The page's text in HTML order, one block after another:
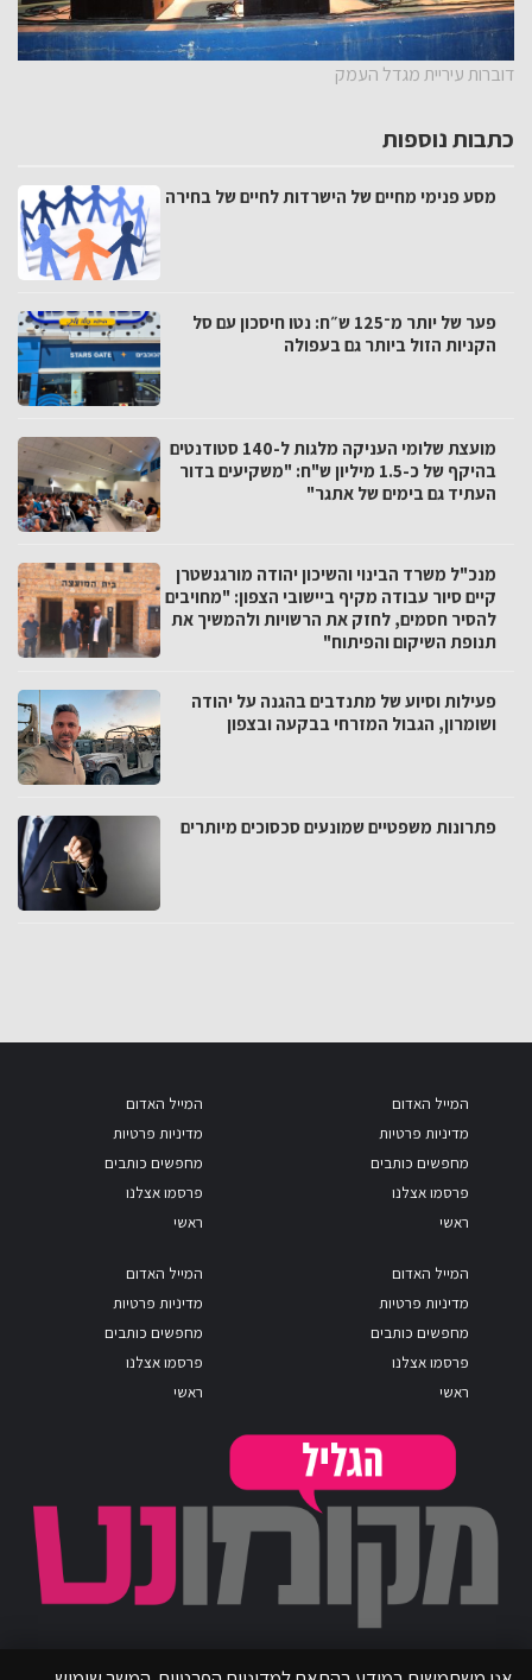
דוברות עיריית מגדל העמק
כתבות נוספות
מסע פנימי מחיים של הישרדות לחיים של בחירה
פער של יותר מ־125 ש״ח: נטו חיסכון עם סל
הקניות הזול ביותר גם בעפולה
מועצת שלומי העניקה מלגות ל-140 סטודנטים
בהיקף של כ-1.5 מיליון ש"ח: "משקיעים בדור
העתיד גם בימים של אתגר"
מנכ"ל משרד הבינוי והשיכון יהודה מורגנשטרן
קיים סיור עבודה מקיף ביישובי הצפון: "מחויבים
להסיר חסמים, לחזק את הרשויות ולהמשיך את
תנופת השיקום והפיתוח"
פעילות וסיוע של מתנדבים בהגנה על יהודה
ושומרון, הגבול המזרחי בבקעה ובצפון
פתרונות משפטיים שמונעים סכסוכים מיותרים
המייל האדום
מדיניות פרטיות
מחפשים כותבים
פרסמו אצלנו
ראשי
המייל האדום
מדיניות פרטיות
מחפשים כותבים
פרסמו אצלנו
ראשי
המייל האדום
מדיניות פרטיות
מחפשים כותבים
פרסמו אצלנו
ראשי
המייל האדום
מדיניות פרטיות
מחפשים כותבים
פרסמו אצלנו
ראשי